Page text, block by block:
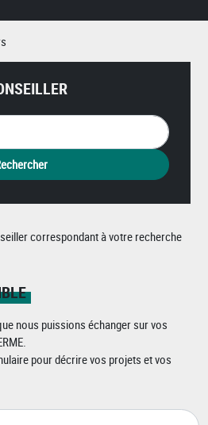
correspondant à votre recherche
nous puissions échanger sur vos
pour décrire vos projets et vos